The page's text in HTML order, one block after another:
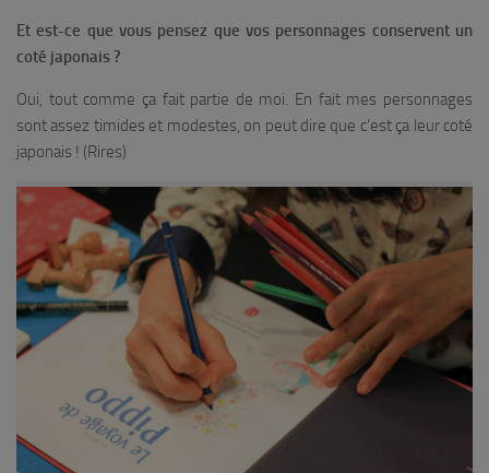
Et est-ce que vous pensez que vos personnages conservent un
coté japonais ?
Oui, tout comme ça fait partie de moi. En fait mes personnages
sont assez timides et modestes, on peut dire que c’est ça leur coté
japonais ! (Rires)